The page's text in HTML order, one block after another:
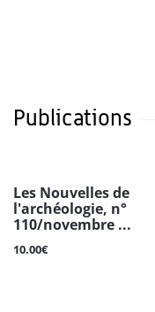
Publications
Les Nouvelles de
l'archéologie, n°
110/novembre ...
10.00€